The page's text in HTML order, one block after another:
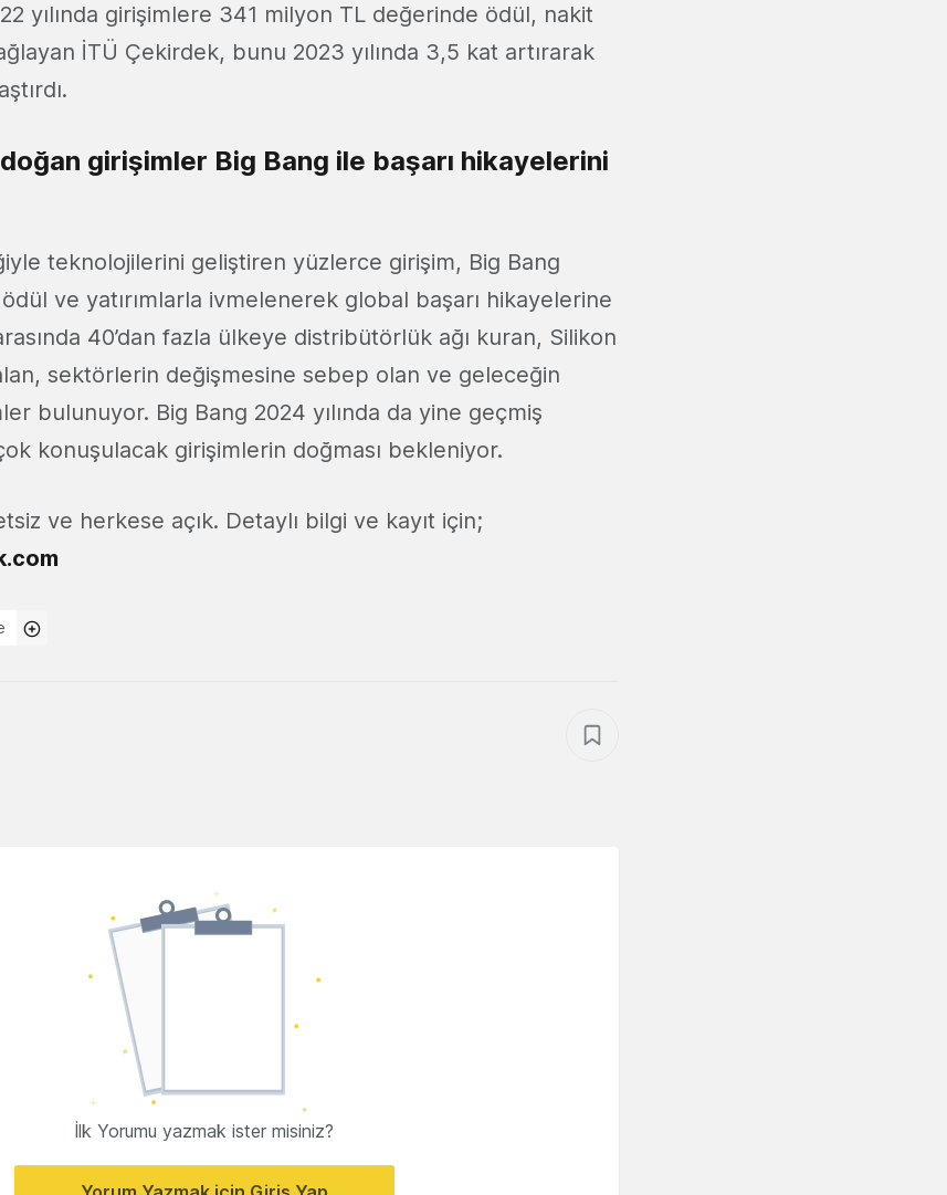
yılında girişimlere 341 milyon TL değerinde ödül, nakit
İTÜ Çekirdek, bunu 2023 yılında 3,5 kat artırarak
girişimler Big Bang ile başarı hikayelerini
teknolojilerini geliştiren yüzlerce girişim, Big Bang
ödül ve yatırımlarla ivmelenerek global başarı hikayelerine
40’dan fazla ülkeye distribütörlük ağı kuran, Silikon
alan, sektörlerin değişmesine sebep olan ve geleceğin
bulunuyor. Big Bang 2024 yılında da yine geçmiş
konuşulacak girişimlerin doğması bekleniyor.
ve herkese açık. Detaylı bilgi ve kayıt için;
İlk Yorumu yazmak ister misiniz?